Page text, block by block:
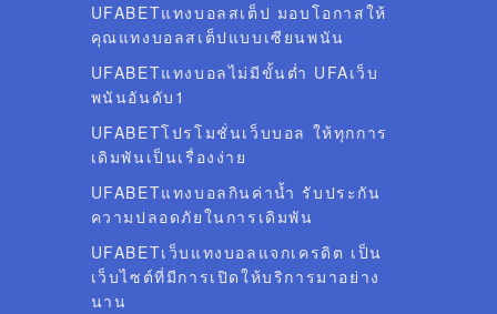
UFABETแทงบอลสเต็ป มอบโอกาสให้
คุณแทงบอลสเต็ปแบบเซียนพนัน
UFABETแทงบอลไม่มีขั้นต่ำ UFAเว็บ
พนันอันดับ1
UFABETโปรโมชั่นเว็บบอล ให้ทุกการ
เดิมพันเป็นเรื่องง่าย
UFABETแทงบอลกินค่าน้ำ รับประกัน
ความปลอดภัยในการเดิมพัน
UFABETเว็บแทงบอลแจกเครดิต เป็น
เว็บไซต์ที่มีการเปิดให้บริการมาอย่าง
นาน